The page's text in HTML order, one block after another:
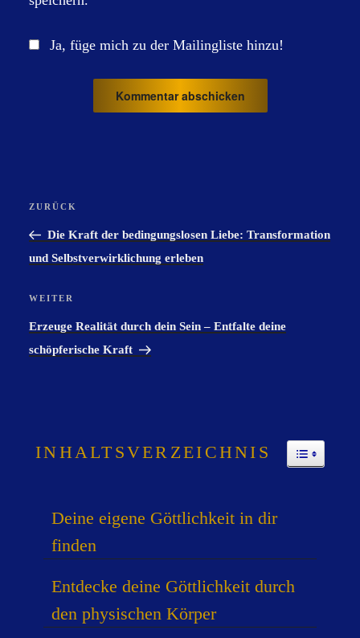
Ja, füge mich zu der Mailingliste hinzu!
Vorheriger
Beitrag
ZURÜCK
Die Kraft der bedingungslosen Liebe: Transformation
und Selbstverwirklichung erleben
Nächster
Beitrag
WEITER
Erzeuge Realität durch dein Sein – Entfalte deine
schöpferische Kraft
INHALTSVERZEICHNIS
Deine eigene Göttlichkeit in dir
finden
Entdecke deine Göttlichkeit durch
den physischen Körper